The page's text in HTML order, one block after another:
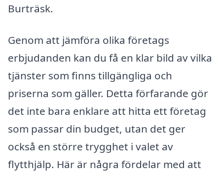
Burträsk.
Genom att jämföra olika företags
erbjudanden kan du få en klar bild av vilka
tjänster som finns tillgängliga och
priserna som gäller. Detta förfarande gör
det inte bara enklare att hitta ett företag
som passar din budget, utan det ger
också en större trygghet i valet av
flytthjälp. Här är några fördelar med att